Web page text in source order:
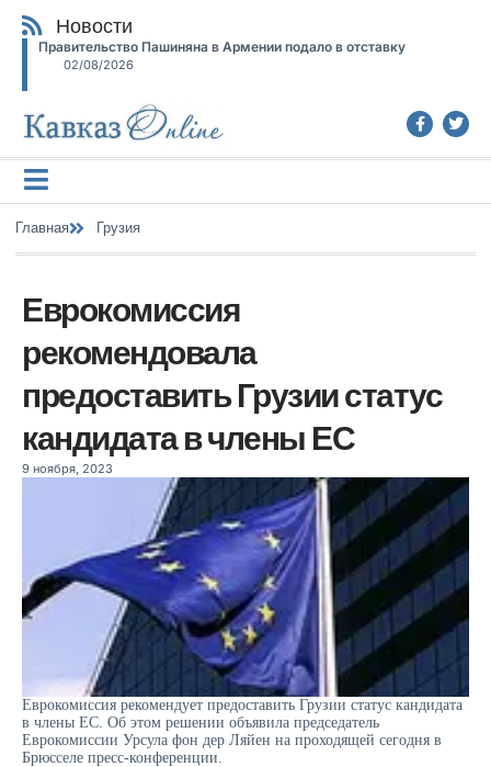
Новости
Правительство Пашиняна в Армении подало в отставку
02/08/2026
Главная Грузия
Еврокомиссия
рекомендовала
предоставить Грузии статус
кандидата в члены ЕС
9 ноября, 2023
Еврокомиссия рекомендует предоставить Грузии статус кандидата
в члены ЕС. Об этом решении объявила председатель
Еврокомиссии Урсула фон дер Ляйен на проходящей сегодня в
Брюсселе пресс-конференции.